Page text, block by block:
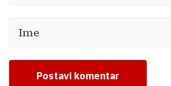
Postavi komentar